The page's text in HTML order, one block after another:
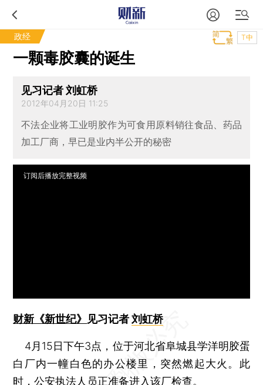
政经 T中
一颗毒胶囊的诞生
见习记者 刘虹桥
2012年04月20日 11:25
不法企业将工业明胶作为可食用原料销往食品、药品
加工厂商，早已是业内半公开的秘密
订阅后播放完整视频
财新《新世纪》 见习记者刘虹桥
4月15日下午3点，位于河北省阜城县学洋明胶蛋
白厂内一幢白色的办公楼里，突然燃起大火。此
时，公安执法人员正准备进入该厂检查。